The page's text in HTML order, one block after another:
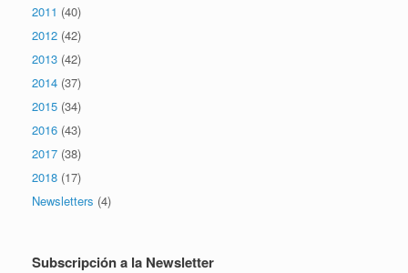
2011 (40)
2012 (42)
2013 (42)
2014 (37)
2015 (34)
2016 (43)
2017 (38)
2018 (17)
Newsletters (4)
Subscripción a la Newsletter